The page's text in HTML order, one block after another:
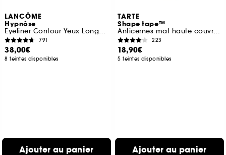
LANCÔME
Hypnôse
Eyeliner Contour Yeux Longue Tenue
791
38,00€
8 teintes disponibles
Ajouter au panier
TARTE
Shape tape™
Anticernes mat haute couvrance (format voyage)
223
18,90€
5 teintes disponibles
Ajouter au panier